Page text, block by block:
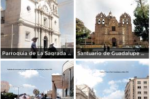
Parroquia de La Sagrada familia Guadalajara, Jalisco 1961. Santuario de Guadalupe Guadalajara, Jalisco 1961.